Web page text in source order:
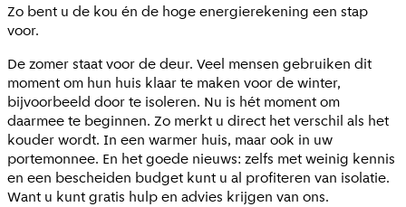
Zo bent u de kou én de hoge energierekening een stap
voor.
De zomer staat voor de deur. Veel mensen gebruiken dit
moment om hun huis klaar te maken voor de winter,
bijvoorbeeld door te isoleren. Nu is hét moment om
daarmee te beginnen. Zo merkt u direct het verschil als het
kouder wordt. In een warmer huis, maar ook in uw
portemonnee. En het goede nieuws: zelfs met weinig kennis
en een bescheiden budget kunt u al profiteren van isolatie.
Want u kunt gratis hulp en advies krijgen van ons.